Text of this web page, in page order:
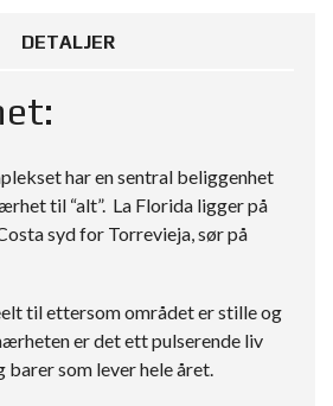
DETALJER
har en sentral beliggenhet
til “alt”. La Florida ligger på
syd for Torrevieja, sør på
til ettersom området er stille og
er det ett pulserende liv
barer som lever hele året.